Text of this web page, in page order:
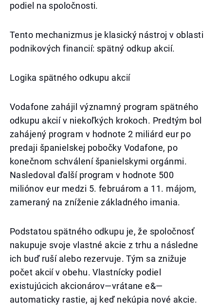
podiel na spoločnosti.
Tento mechanizmus je klasický nástroj v oblasti
podnikových financií: spätný odkup akcií.
Logika spätného odkupu akcií
Vodafone zahájil významný program spätného
odkupu akcií v niekoľkých krokoch. Predtým bol
zahájený program v hodnote 2 miliárd eur po
predaji španielskej pobočky Vodafone, po
konečnom schválení španielskymi orgánmi.
Nasledoval ďalší program v hodnote 500
miliónov eur medzi 5. februárom a 11. májom,
zameraný na zníženie základného imania.
Podstatou spätného odkupu je, že spoločnosť
nakupuje svoje vlastné akcie z trhu a následne
ich buď ruší alebo rezervuje. Tým sa znižuje
počet akcií v obehu. Vlastnícky podiel
existujúcich akcionárov—vrátane e&—
automaticky rastie, aj keď nekúpia nové akcie.